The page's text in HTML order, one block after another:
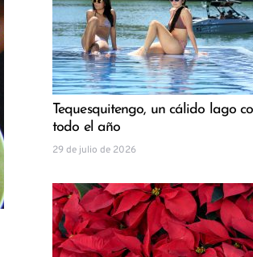
Tequesquitengo, un cálido lago
todo el año
29 de julio de 2026